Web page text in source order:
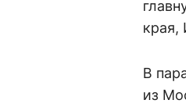
края,
В
из